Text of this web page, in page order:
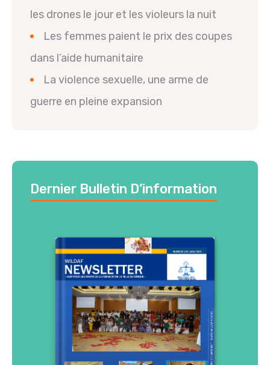
les drones le jour et les violeurs la nuit
Les femmes paient le prix des coupes
dans l’aide humanitaire
La violence sexuelle, une arme de
guerre en pleine expansion
Dernier Bulletin D’information